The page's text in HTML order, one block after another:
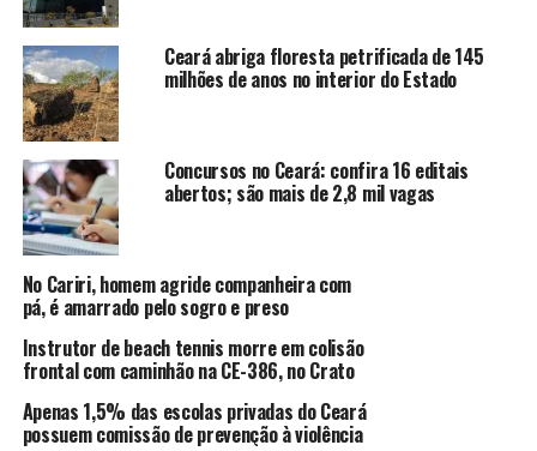
Um dos universitários flagrou, em vídeo, toda a ação. As
imagens mostram que após Marcos acertar um chute no
rosto da jovem, dois seguranças terceirizados da
Universidade o contêm e o retiram do local.
Inconformados com a agressão, o grupo de estudantes
corre em direção ao agressor, no entanto, são
igualmente contidos. A Polícia Militar foi acionada e
conduziu Marcos ao prédio da Polícia Federal, em
Juazeiro, sob gritos de “machista”.
Tocador
de
vídeo
Ceará abriga floresta petrificada de 145
milhões de anos no interior do Estado
Concursos no Ceará: confira 16 editais
abertos; são mais de 2,8 mil vagas
No Cariri, homem agride companheira com
pá, é amarrado pelo sogro e preso
Instrutor de beach tennis morre em colisão
frontal com caminhão na CE-386, no Crato
Apenas 1,5% das escolas privadas do Ceará
possuem comissão de prevenção à violência